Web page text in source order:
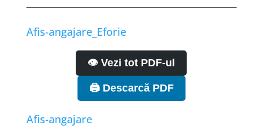
Afis-angajare_Eforie
👁️ Vezi tot PDF-ul
🖨️ Descarcă PDF
Afis-angajare